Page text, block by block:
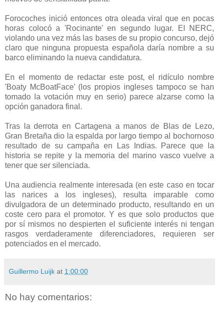
Forocoches inició entonces otra oleada viral que en pocas
horas colocó a 'Rocinante' en segundo lugar. El NERC,
violando una vez más las bases de su propio concurso, dejó
claro que ninguna propuesta española daría nombre a su
barco eliminando la nueva candidatura.
En el momento de redactar este post, el ridículo nombre
'Boaty McBoatFace' (los propios ingleses tampoco se han
tomado la votación muy en serio) parece alzarse como la
opción ganadora final.
Tras la derrota en Cartagena a manos de Blas de Lezo,
Gran Bretaña dio la espalda por largo tiempo al bochornoso
resultado de su campaña en Las Indias. Parece que la
historia se repite y la memoria del marino vasco vuelve a
tener que ser silenciada.
Una audiencia realmente interesada (en este caso en tocar
las narices a los ingleses), resulta imparable como
divulgadora de un determinado producto, resultando en un
coste cero para el promotor. Y es que solo productos que
por sí mismos no despierten el suficiente interés ni tengan
rasgos verdaderamente diferenciadores, requieren ser
potenciados en el mercado.
Guillermo Luijk at 1:00:00
No hay comentarios: